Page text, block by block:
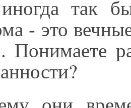
так
- это
Понимаете